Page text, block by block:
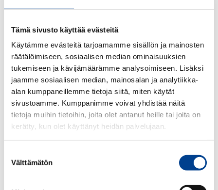
Tämä sivusto käyttää evästeitä
Käytämme evästeitä tarjoamamme sisällön ja mainosten
räätälöimiseen, sosiaalisen median ominaisuuksien
tukemiseen ja kävijämäärämme analysoimiseen. Lisäksi
jaamme sosiaalisen median, mainosalan ja analytiikka-
alan kumppaneillemme tietoja siitä, miten käytät
sivustoamme. Kumppanimme voivat yhdistää näitä
tietoja muihin tietoihin, joita olet antanut heille tai joita on
kerätty, kun olet käyttänyt heidän palvelujaan.
valinta
Välttämätön